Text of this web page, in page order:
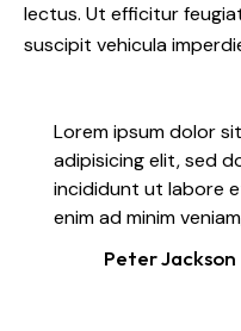
lectus. Ut efficitur
suscipit vehicula
Lorem ipsum dolor
adipisicing elit, sed
incididunt ut labore
enim ad minim
Peter Jackson